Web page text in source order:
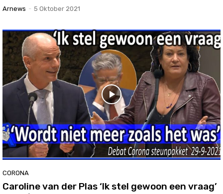
Arnews - 5 Oktober 2021
CORONA
Caroline van der Plas ‘Ik stel gewoon een vraag’